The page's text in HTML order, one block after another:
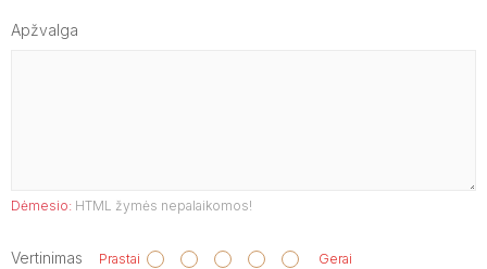
Apžvalga
Dėmesio: HTML žymės nepalaikomos!
Vertinimas Prastai Gerai